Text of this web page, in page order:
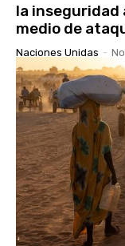
la inseguridad
medio de
Naciones Unidas -